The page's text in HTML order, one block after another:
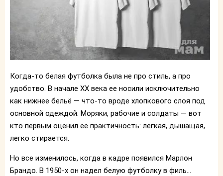
Когда-то белая футболка была не про стиль, а про
удобство. В начале XX века ее носили исключительно
как нижнее бельё — что-то вроде хлопкового слоя под
основной одеждой. Моряки, рабочие и солдаты — вот
кто первым оценил ее практичность: легкая, дышащая,
легко стирается.
Но все изменилось, когда в кадре появился Марлон
Брандо. В 1950-х он надел белую футболку в филь...